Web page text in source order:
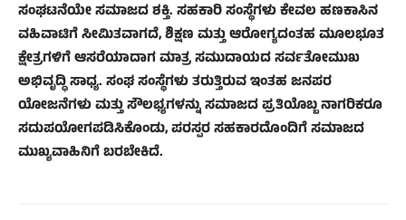
ಸಂಘಟನೆಯೇ ಸಮಾಜದ ಶಕ್ತಿ. ಸಹಕಾರಿ ಸಂಸ್ಥೆಗಳು ಕೇವಲ ಹಣಕಾಸಿನ
ವಹಿವಾಟಿಗೆ ಸೀಮಿತವಾಗದೆ, ಶಿಕ್ಷಣ ಮತ್ತು ಆರೋಗ್ಯದಂತಹ ಮೂಲಭೂತ
ಕ್ಷೇತ್ರಗಳಿಗೆ ಆಸರೆಯಾದಾಗ ಮಾತ್ರ ಸಮುದಾಯದ ಸರ್ವತೋಮುಖ
ಅಭಿವೃದ್ಧಿ ಸಾಧ್ಯ. ಸಂಘ ಸಂಸ್ಥೆಗಳು ತರುತ್ತಿರುವ ಇಂತಹ ಜನಪರ
ಯೋಜನೆಗಳು ಮತ್ತು ಸೌಲಭ್ಯಗಳನ್ನು ಸಮಾಜದ ಪ್ರತಿಯೊಬ್ಬ ನಾಗರಿಕರೂ
ಸದುಪಯೋಗಪಡಿಸಿಕೊಂಡು, ಪರಸ್ಪರ ಸಹಕಾರದೊಂದಿಗೆ ಸಮಾಜದ
ಮುಖ್ಯವಾಹಿನಿಗೆ ಬರಬೇಕಿದೆ.